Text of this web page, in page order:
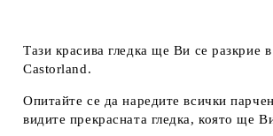
Тази красива гледка ще Ви се разкрие
Castorland.
Опитайте се да наредите всички
видите прекрасната гледка, която ще